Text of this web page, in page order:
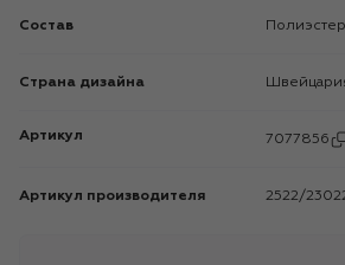
Состав
Страна дизайна
Артикул 7077856
Артикул производителя 2522/